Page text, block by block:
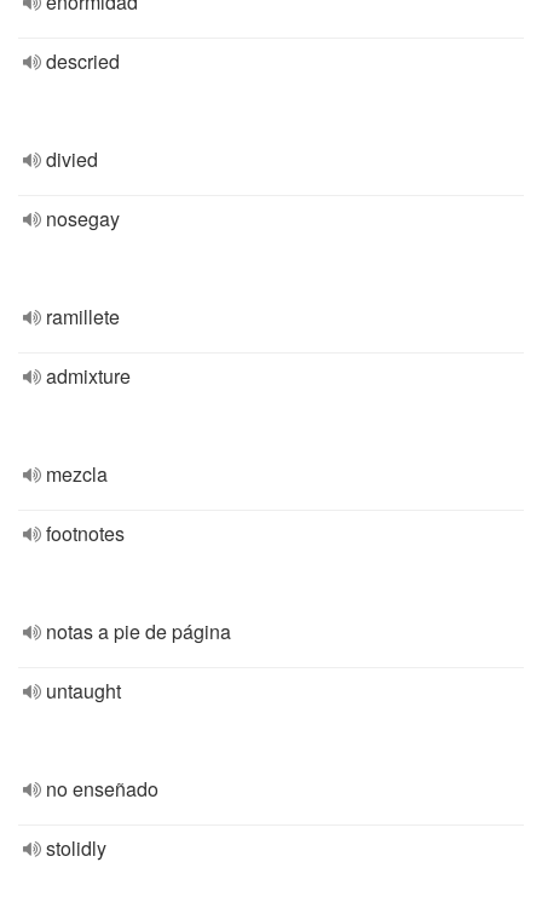
descried
divied
nosegay
ramillete
admixture
mezcla
footnotes
notas a pie de página
untaught
no enseñado
stolidly